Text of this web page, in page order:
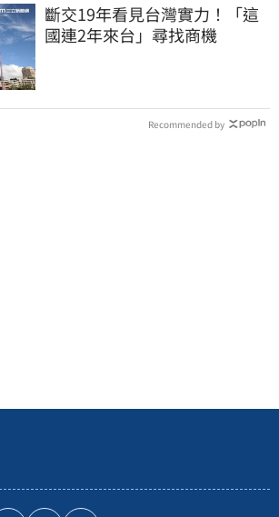
斷交19年看見台灣實力！「這
國連2年來台」尋找商機
Recommended by